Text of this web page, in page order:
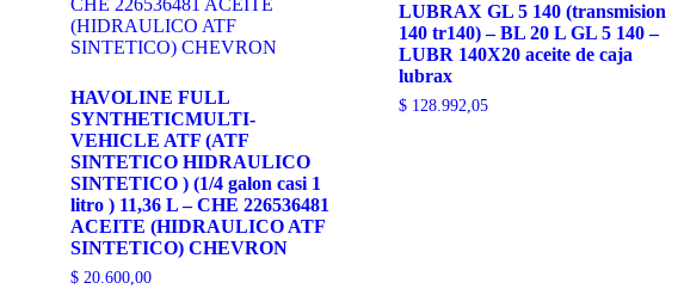
HAVOLINE FULL
SYNTHETICMULTI-
VEHICLE ATF (ATF
SINTETICO HIDRAULICO
SINTETICO ) (1/4 galon casi 1
litro ) 11,36 L – CHE 226536481
ACEITE (HIDRAULICO ATF
SINTETICO) CHEVRON
$20.600,00
LUBRAX GL 5 140 (transmision
140 tr140) – BL 20 L GL 5 140 –
LUBR 140X20 aceite de caja
lubrax
$ 128.992,05